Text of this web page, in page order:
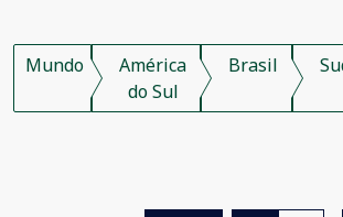
Mundo
América
do Sul
Brasil